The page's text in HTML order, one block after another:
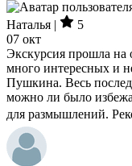
Наталья |
5
07 окт
Экскурсия прошла на
много интересных и
Пушкина. Весь
можно ли было
для размышлений.